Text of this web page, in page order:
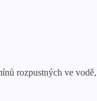
rozpustných ve vodě,